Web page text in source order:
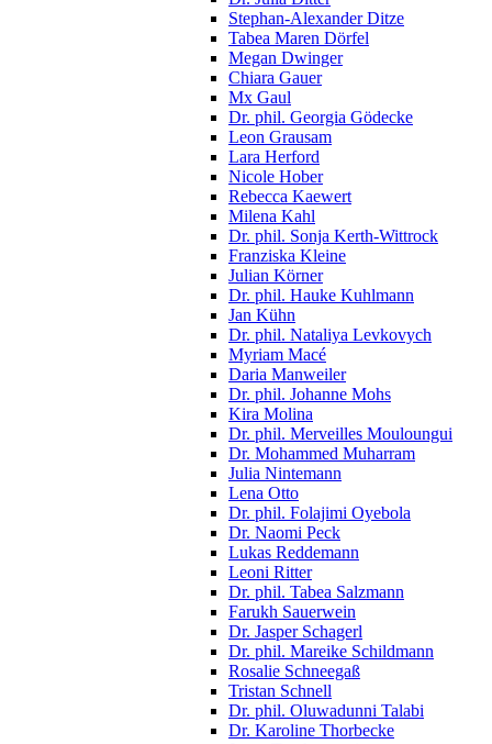
Stephan-Alexander Ditze
Tabea Maren Dörfel
Megan Dwinger
Chiara Gauer
Mx Gaul
Dr. phil. Georgia Gödecke
Leon Grausam
Lara Herford
Nicole Hober
Rebecca Kaewert
Milena Kahl
Dr. phil. Sonja Kerth-Wittrock
Franziska Kleine
Julian Körner
Dr. phil. Hauke Kuhlmann
Jan Kühn
Dr. phil. Nataliya Levkovych
Myriam Macé
Daria Manweiler
Dr. phil. Johanne Mohs
Kira Molina
Dr. phil. Merveilles Mouloungui
Dr. Mohammed Muharram
Julia Nintemann
Lena Otto
Dr. phil. Folajimi Oyebola
Dr. Naomi Peck
Lukas Reddemann
Leoni Ritter
Dr. phil. Tabea Salzmann
Farukh Sauerwein
Dr. Jasper Schagerl
Dr. phil. Mareike Schildmann
Rosalie Schneegaß
Tristan Schnell
Dr. phil. Oluwadunni Talabi
Dr. Karoline Thorbecke